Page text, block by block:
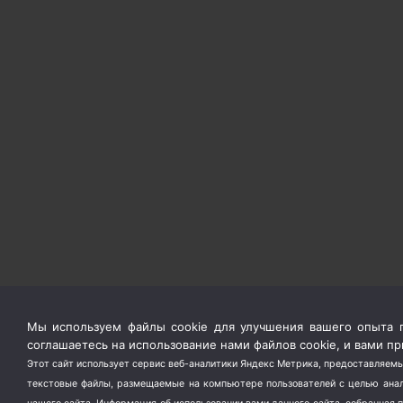
Мы используем файлы cookie для улучшения вашего опыта
соглашаетесь на использование нами файлов cookie, и вами
Этот сайт использует сервис веб-аналитики Яндекс Метрика,
текстовые файлы, размещаемые на компьютере пользователей с целью